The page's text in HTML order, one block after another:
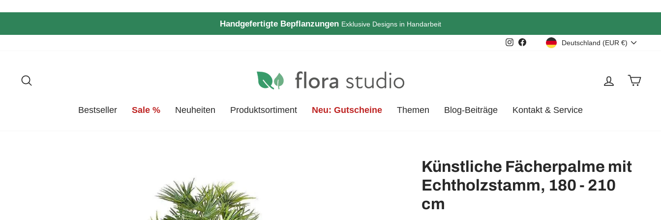
Pause
Handgefertigte Bepflanzungen Exklusive Designs in Handarbeit
InstagramFacebookWährung
Deutschland (EUR €)
Einloggen
Bestseller Sale % Neuheiten Produktsortiment Neu: Gutscheine Themen Blog-Beiträge Kontakt & Service
Künstliche Fächerpalme mit
Echtholzstamm, 180 - 210
cm